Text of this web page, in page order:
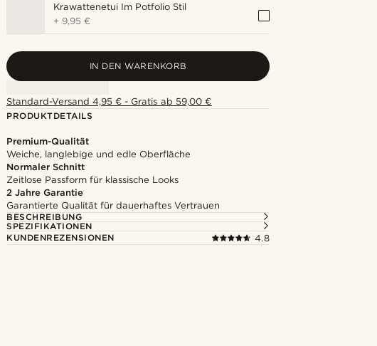
Krawattenetui Im Potfolio Stil
+ 9,95 €
IN DEN WARENKORB
Standard-Versand 4,95 € - Gratis ab 59,00 €
PRODUKTDETAILS
Premium-Qualität
Weiche, langlebige und edle Oberfläche
Normaler Schnitt
Zeitlose Passform für klassische Looks
2 Jahre Garantie
Garantierte Qualität für dauerhaftes Vertrauen
BESCHREIBUNG
SPEZIFIKATIONEN
KUNDENREZENSIONEN
4.8